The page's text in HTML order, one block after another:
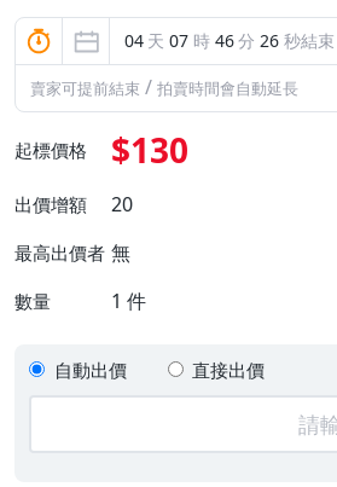
04 天 07 時 46分 25 秒結束
賣家可提前結束 / 拍賣時間會自動延長
起標價格 $130
出價增額 20
最高出價者 無
數量 1 件
自動出價 直接出價